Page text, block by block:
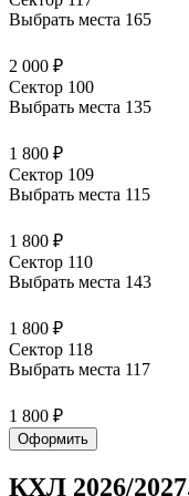
Выбрать места 165
2 000 ₽
Сектор 100
Выбрать места 135
1 800 ₽
Сектор 109
Выбрать места 115
1 800 ₽
Сектор 110
Выбрать места 143
1 800 ₽
Сектор 118
Выбрать места 117
1 800 ₽
Оформить
КХЛ 2026/